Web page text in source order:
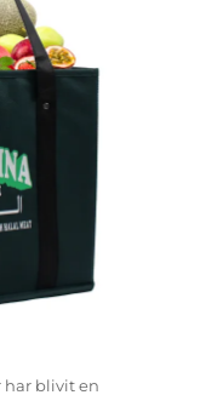
har blivit en